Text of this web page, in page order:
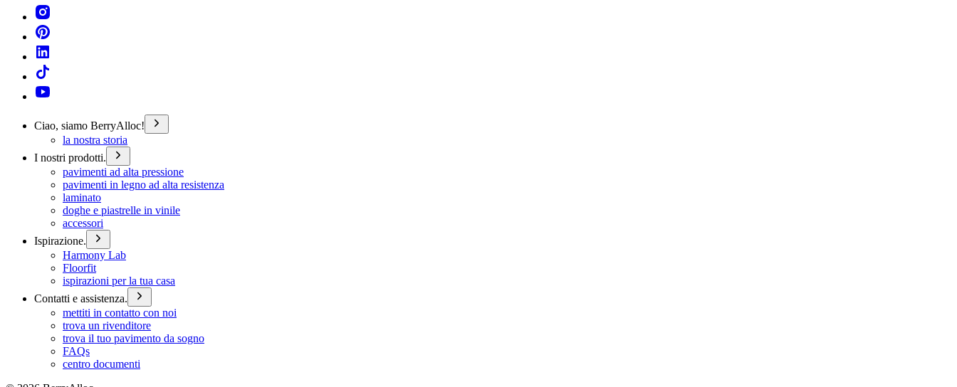
Ciao, siamo BerryAlloc!
la nostra storia
I nostri prodotti.
pavimenti ad alta pressione
pavimenti in legno ad alta resistenza
laminato
doghe e piastrelle in vinile
accessori
Ispirazione.
Harmony Lab
Floorfit
ispirazioni per la tua casa
Contatti e assistenza.
mettiti in contatto con noi
trova un rivenditore
trova il tuo pavimento da sogno
FAQs
centro documenti